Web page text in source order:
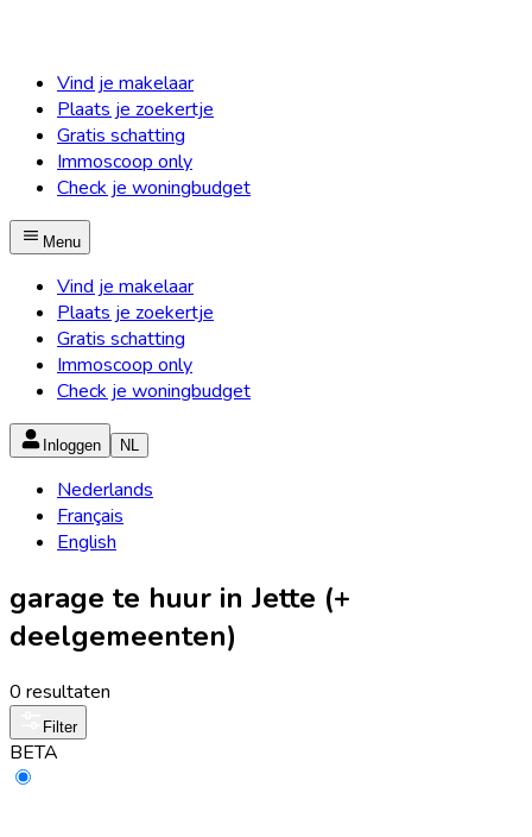
Vind je makelaar
Plaats je zoekertje
Gratis schatting
Immoscoop only
Check je woningbudget
Menu
Vind je makelaar
Plaats je zoekertje
Gratis schatting
Immoscoop only
Check je woningbudget
Inloggen NL
Nederlands
Français
English
garage te huur in Jette (+
deelgemeenten)
0 resultaten
Filter
BETA